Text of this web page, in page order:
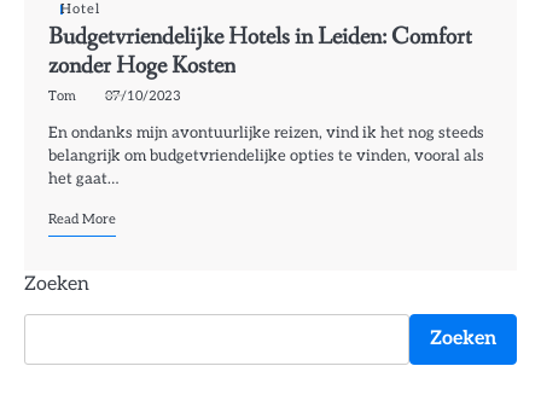
Hotel
Budgetvriendelijke Hotels in Leiden: Comfort
zonder Hoge Kosten
Tom 07/10/2023
En ondanks mijn avontuurlijke reizen, vind ik het nog steeds
belangrijk om budgetvriendelijke opties te vinden, vooral als
het gaat…
Read More
Zoeken
Zoeken